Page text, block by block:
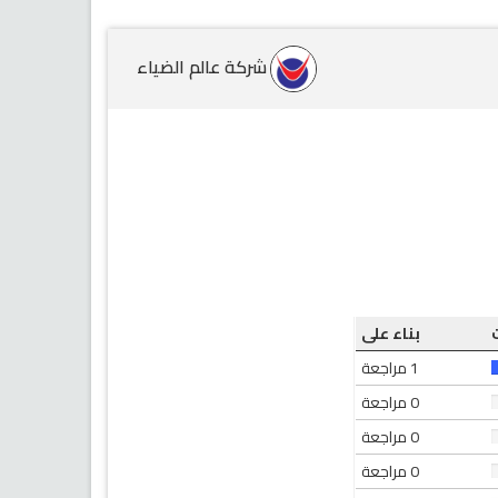
شركة عالم الضياء
بناء على
1 مراجعة
0 مراجعة
0 مراجعة
0 مراجعة